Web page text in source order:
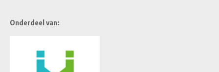
Onderdeel van: